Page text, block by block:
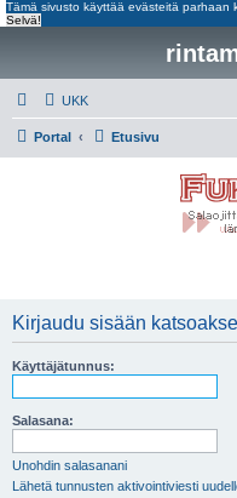
Tämä sivusto käyttää evästeitä parhaan
Selvä!
UKK
Portal Etusivu
Kirjaudu sisään
Käyttäjätunnus:
Salasana:
Unohdin salasanani
Lähetä tunnusten aktivointiviesti